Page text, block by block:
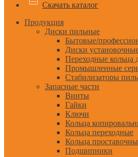
Скачать каталог
Продукция
Диски пильные
Бытовые/
Диски
Переходные кольца
Промышленные
Стабилизаторы
Запасные части
Винты
Гайки
Ключи
Кольца
Кольца переходные
Кольца
Подшипники